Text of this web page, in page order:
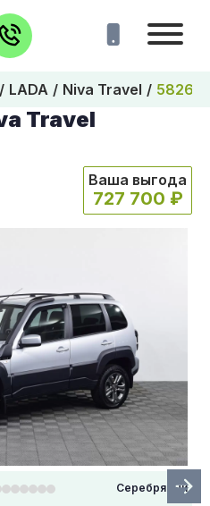
LADA Niva Travel 5826
Travel
Ваша выгода
727 700 ₽
Серебряный